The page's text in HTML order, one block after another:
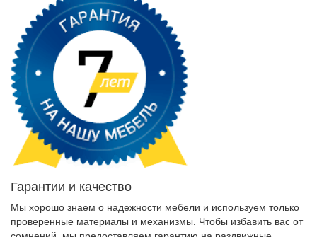
Гарантии и качество
Мы хорошо знаем о надежности мебели и используем только
проверенные материалы и механизмы. Чтобы избавить вас от